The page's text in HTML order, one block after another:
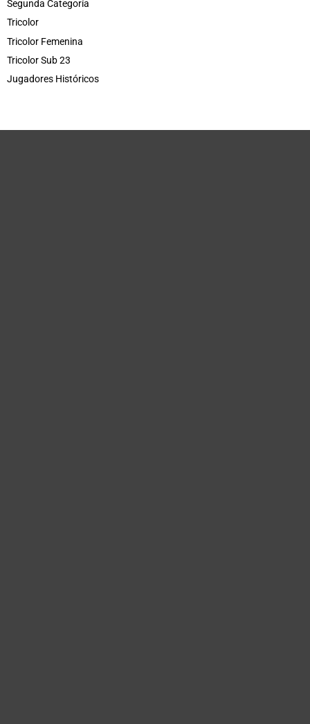
Segunda Categoría
Tricolor
Tricolor Femenina
Tricolor Sub 23
Jugadores Históricos